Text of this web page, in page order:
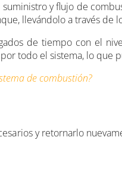
y flujo de
llevándolo a través de
de tiempo con el
todo el sistema, lo que
de combustión?
y retornarlo